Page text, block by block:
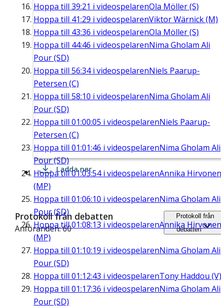
Hoppa till 39:21 i videospelarenOla Möller (S)
Hoppa till 41:29 i videospelarenViktor Wärnick (M)
Hoppa till 43:36 i videospelarenOla Möller (S)
Hoppa till 44:46 i videospelarenNima Gholam Ali
Pour (SD)
Hoppa till 56:34i videospelarenNiels Paarup-
Petersen (C)
Hoppa till 58:10 i videospelarenNima Gholam Ali
Pour (SD)
Hoppa till 01:00:05 i videospelarenNiels Paarup-
Petersen (C)
Hoppa till 01:01:46 i videospelarenNima Gholam Ali
Pour (SD)
Hoppa till01:03:54i videospelarenAnnika Hirvonen
(MP)
Hoppa till 01:06:10 i videospelarenNima Gholam Ali
Pour (SD)
Hoppa till01:08:13 i videospelarenAnnika Hirvonen
(MP)
Hoppa till 01:10:19 i videospelarenNima Gholam Ali
Pour (SD)
Hoppa till 01:12:43 i videospelarenTony Haddou (V)
Hoppa till 01:17:36 i videospelarenNima Gholam Ali
Pour (SD)
Ladda ner
Protokoll från debatten
Anföranden: 60
Protokoll från
debatten